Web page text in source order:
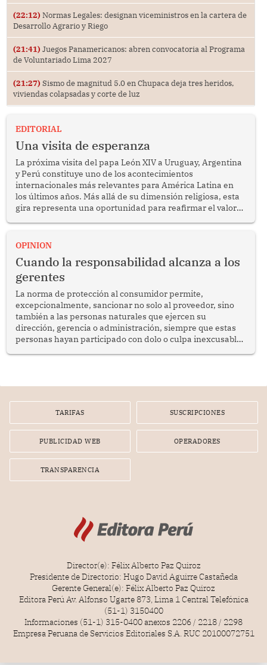
(22:12) Normas Legales: designan viceministros en la cartera de
Desarrollo Agrario y Riego
(21:41) Juegos Panamericanos: abren convocatoria al Programa
de Voluntariado Lima 2027
(21:27) Sismo de magnitud 5.0 en Chupaca deja tres heridos,
viviendas colapsadas y corte de luz
EDITORIAL
Una visita de esperanza
La próxima visita del papa León XIV a Uruguay, Argentina
y Perú constituye uno de los acontecimientos
internacionales más relevantes para América Latina en
los últimos años. Más allá de su dimensión religiosa, esta
gira representa una oportunidad para reafirmar el valor
enfrenta desafíos en materia de desarrollo, cohesión
OPINION
Cuando la responsabilidad alcanza a los
gerentes
La norma de protección al consumidor permite,
excepcionalmente, sancionar no solo al proveedor, sino
también a las personas naturales que ejercen su
dirección, gerencia o administración, siempre que estas
personas hayan participado con dolo o culpa inexcusable
por la frustrada realización de un meet and greet con
TARIFAS SUSCRIPCIONES
PUBLICIDAD WEB OPERADORES
TRANSPARENCIA
Director(e): Félix Alberto Paz Quiroz
Presidente de Directorio: Hugo David Aguirre Castañeda
Gerente General(e): Félix Alberto Paz Quiroz
Editora Perú Av. Alfonso Ugarte 873, Lima 1 Central Telefónica
(51-1) 3150400
Informaciones (51-1) 315-0400 anexos 2206 / 2218 / 2298
Empresa Peruana de Servicios Editoriales S.A. RUC 20100072751